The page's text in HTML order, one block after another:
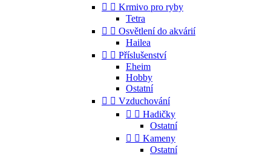
  Krmivo pro ryby
Tetra
  Osvětlení do akvárií
Hailea
  Příslušenství
Eheim
Hobby
Ostatní
  Vzduchování
  Hadičky
Ostatní
  Kameny
Ostatní